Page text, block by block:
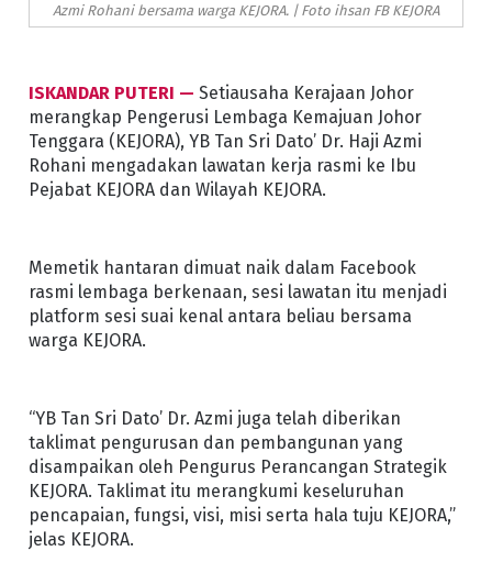
Azmi Rohani bersama warga KEJORA. | Foto ihsan FB KEJORA
ISKANDAR PUTERI — Setiausaha Kerajaan Johor
merangkap Pengerusi Lembaga Kemajuan Johor
Tenggara (KEJORA), YB Tan Sri Dato’ Dr. Haji Azmi
Rohani mengadakan lawatan kerja rasmi ke Ibu
Pejabat KEJORA dan Wilayah KEJORA.
Memetik hantaran dimuat naik dalam Facebook
rasmi lembaga berkenaan, sesi lawatan itu menjadi
platform sesi suai kenal antara beliau bersama
warga KEJORA.
“YB Tan Sri Dato’ Dr. Azmi juga telah diberikan
taklimat pengurusan dan pembangunan yang
disampaikan oleh Pengurus Perancangan Strategik
KEJORA. Taklimat itu merangkumi keseluruhan
pencapaian, fungsi, visi, misi serta hala tuju KEJORA,”
jelas KEJORA.